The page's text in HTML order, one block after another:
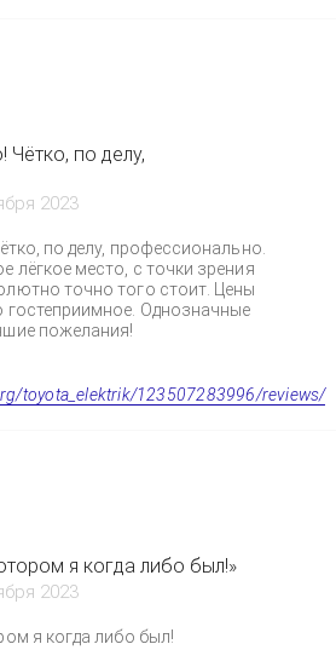
Чётко, по делу,
2023
по делу, профессионально.
лёгкое место, с точки зрения
точно того стоит. Цены
гостеприимное. Однозначные
пожелания!
toyota_elektrik/123507283996/reviews/
я когда либо был!»
2023
я когда либо был!